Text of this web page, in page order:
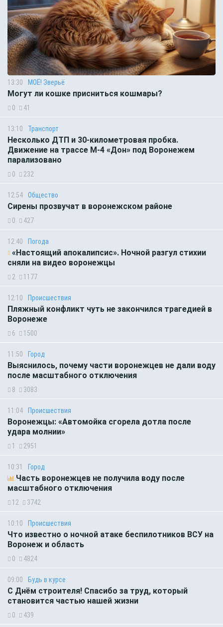
13:30 МОЁ! Зверьё
Могут ли кошке присниться кошмары?
0 41
13:10 Транспорт
Несколько ДТП и 30-километровая пробка.
Движение на трассе М-4 «Дон» под Воронежем
парализовано
0 232
12:54 Общество
Сирены прозвучат в воронежском районе
0 427
12:40 Погода
«Настоящий апокалипсис». Ночной разгул стихии
сняли на видео воронежцы
2 1177
12:10 Происшествия
Пляжный конфликт чуть не закончился трагедией в
Воронеже
6 1500
11:50 Город
Выяснилось, почему части воронежцев не дали воду
после масштабного отключения
8 3083
11:04 Происшествия
Воронежцы: «Автомойка сгорела дотла после
удара молнии»
1 2951
10:31 Город
Часть воронежцев не получила воду после
масштабного отключения
12 3742
10:10 Происшествия
Что известно о ночной атаке беспилотников ВСУ на
Воронеж и область
0 4824
09:00 Будь в курсе
С Днём строителя! Спасибо за труд, который
становится частью нашей жизни
0 439